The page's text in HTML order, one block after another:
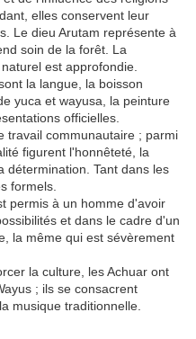
elles conservent leur
Le dieu Arutam représente à
soin de la forêt. La
est approfondie.
la langue, la boisson
yuca et wayusa, la peinture
officielles.
travail communautaire ; parmi
figurent l'honnêteté, la
détermination. Tant dans les
formels.
permis à un homme d'avoir
et dans le cadre d'un
la même qui est sévèrement
la culture, les Achuar ont
; ils se consacrent
musique traditionnelle.